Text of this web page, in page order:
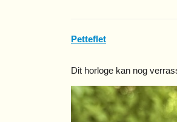
Petteflet
Dit horloge kan nog